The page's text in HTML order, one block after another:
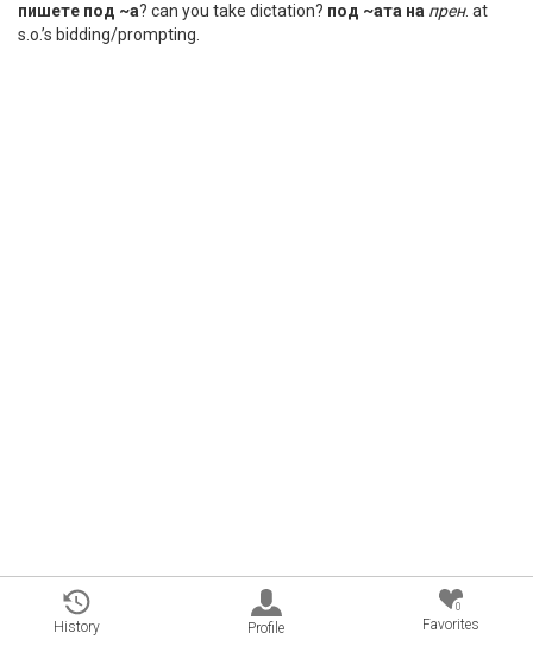
пишете под ~а? can you take dictation? под ~ата на прен. at
s.o.’s bidding/prompting.
History Profile
0
Favorites